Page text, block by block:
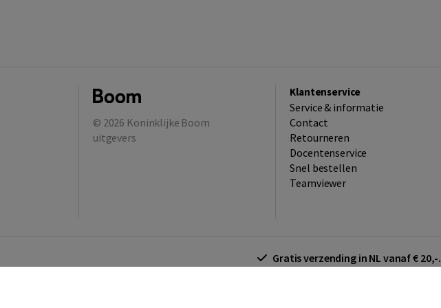
© 2026 Koninklijke Boom
uitgevers
Klantenservice
Service & informatie
Contact
Retourneren
Docentenservice
Snel bestellen
Teamviewer
Gratis verzending in NL vanaf € 20,-.